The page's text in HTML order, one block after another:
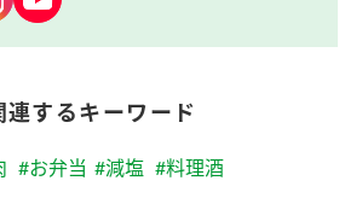
連するキーワード
#お弁当 #減塩 #料理酒